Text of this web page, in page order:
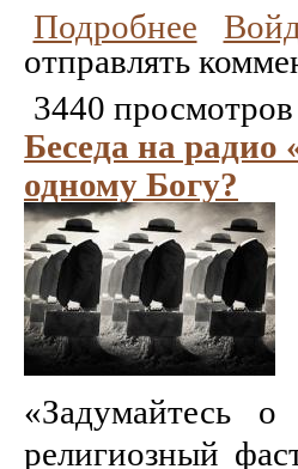
Подробнее
отправлять
3440 просмотров
Беседа на радио
одному Богу?
«Задумайтесь
религиозный